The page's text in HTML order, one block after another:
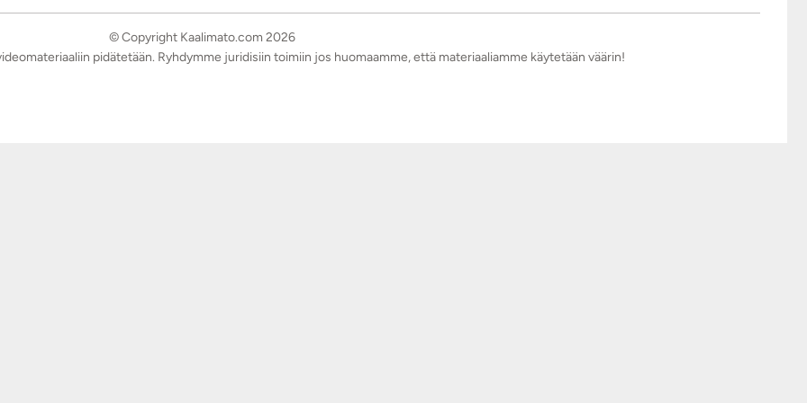
© Copyright Kaalimato.com 2026
pidätetään. Ryhdymme juridisiin toimiin jos huomaamme, että materiaaliamme käytetään väärin!